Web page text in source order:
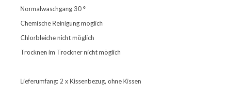
Normalwaschgang 30 °
Chemische Reinigung möglich
Chlorbleiche nicht möglich
Trocknen im Trockner nicht möglich
Lieferumfang: 2 x Kissenbezug, ohne Kissen